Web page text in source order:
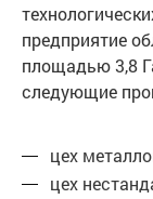
предприятие
площадью 3,8
следующие
цех
цех